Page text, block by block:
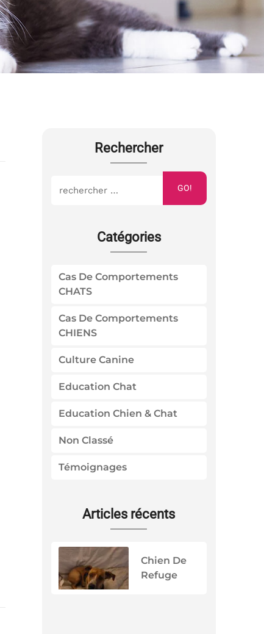
Rechercher
GO!
Catégories
Cas De Comportements
CHATS
Cas De Comportements
CHIENS
Culture Canine
Education Chat
Education Chien & Chat
Non Classé
Témoignages
Articles récents
Chien De
Refuge